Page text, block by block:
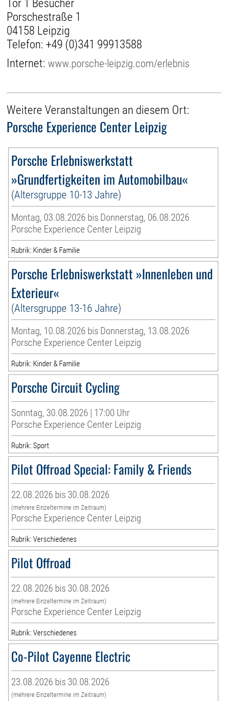
Tor 1 Besucher
Porschestraße 1
04158 Leipzig
Telefon: +49 (0)341 99913588
Internet:www.porsche-leipzig.com/erlebnis
Weitere Veranstaltungen an diesem Ort:
Porsche Experience Center Leipzig
Porsche Erlebniswerkstatt
»Grundfertigkeiten im Automobilbau«
(Altersgruppe 10-13 Jahre)
Montag, 03.08.2026 bis Donnerstag, 06.08.2026
Porsche Experience Center Leipzig
Rubrik: Kinder & Familie
Porsche Erlebniswerkstatt »Innenleben und
Exterieur«
(Altersgruppe 13-16 Jahre)
Montag, 10.08.2026 bis Donnerstag, 13.08.2026
Porsche Experience Center Leipzig
Rubrik: Kinder & Familie
Porsche Circuit Cycling
Sonntag, 30.08.2026 | 17:00 Uhr
Porsche Experience Center Leipzig
Rubrik: Sport
Pilot Offroad Special: Family & Friends
22.08.2026 bis 30.08.2026
(mehrere Einzeltermine im Zeitraum)
Porsche Experience Center Leipzig
Rubrik: Verschiedenes
Pilot Offroad
22.08.2026 bis 30.08.2026
(mehrere Einzeltermine im Zeitraum)
Porsche Experience Center Leipzig
Rubrik: Verschiedenes
Co-Pilot Cayenne Electric
23.08.2026 bis 30.08.2026
(mehrere Einzeltermine im Zeitraum)